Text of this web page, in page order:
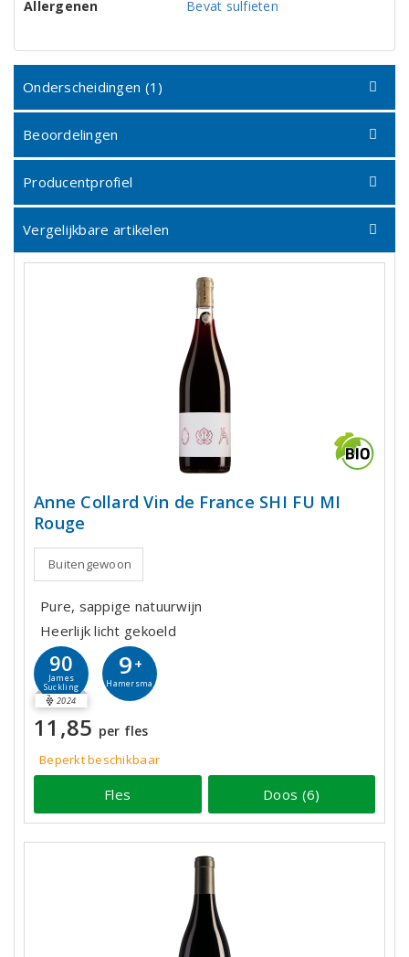
Allergenen Bevat sulfieten
Onderscheidingen (1)
Beoordelingen
Producentprofiel
Vergelijkbare artikelen
Anne Collard Vin de France SHI FU MI
Rouge
Buitengewoon
Pure, sappige natuurwijn
Heerlijk licht gekoeld
90
James
Suckling
2024
9 +
Hamersma
11,85 per fles
Beperkt beschikbaar
Fles Doos (6)